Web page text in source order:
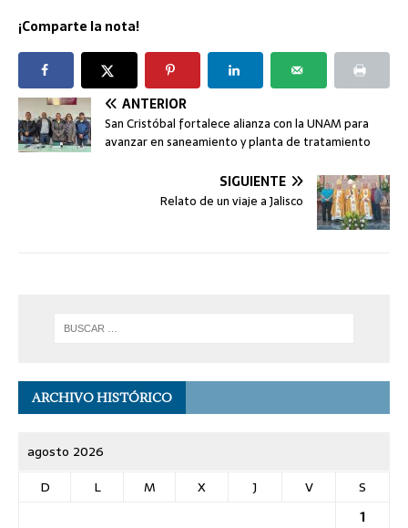
¡Comparte la nota!
ANTERIOR
San Cristóbal fortalece alianza con la UNAM para
avanzar en saneamiento y planta de tratamiento
SIGUIENTE
Relato de un viaje a Jalisco
ARCHIVO HISTÓRICO
agosto 2026
D
L M X J V
S
1